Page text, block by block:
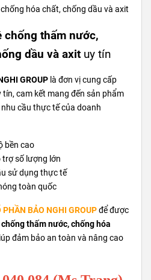
hóa chất, chống dầu và axit
chống thấm nước,
dầu và axit uy tín
GROUP là đơn vị cung cấp
cam kết mang đến sản phẩm
cầu thực tế của doanh
bền cao
trợ số lượng lớn
sử dụng thực tế
toàn quốc
PHẦN BẢO NGHI GROUPđể được
thấm nước, chống hóa
đảm bảo an toàn và nâng cao